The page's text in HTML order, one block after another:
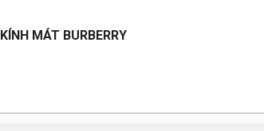
KÍNH MÁT BURBERRY